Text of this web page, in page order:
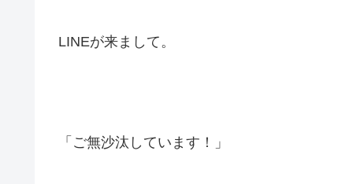
LINEが来まして。
「ご無沙汰しています！」